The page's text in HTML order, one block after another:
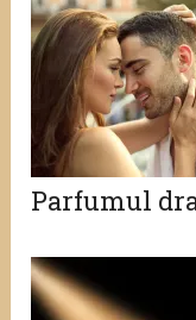
Parfumul